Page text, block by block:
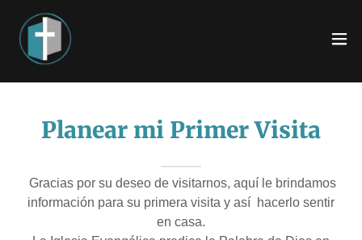
Planear mi Primer Visita
Gracias por su deseo de visitarnos, aquí le brindamos
información para su primera visita y así hacerlo sentir
en casa.